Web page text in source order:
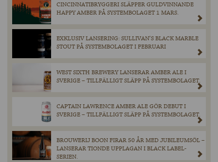
CINCINNATIBRYGGERI SLÄPPER GULDVINNANDE
HAPPY AMBER PÅ SYSTEMBOLAGET 1 MARS.
EXKLUSIV LANSERING: SULLIVAN’S BLACK MARBLE
STOUT PÅ SYSTEMBOLAGET I FEBRUARI
WEST SIXTH BREWERY LANSERAR AMBER ALE I
SVERIGE – TILLFÄLLIGT SLÄPP PÅ SYSTEMBOLAGET.
CAPTAIN LAWRENCE AMBER ALE GÖR DEBUT I
SVERIGE – TILLFÄLLIGT SLÄPP PÅ SYSTEMBOLAGET.
BROUWERIJ BOON FIRAR 50 ÅR MED JUBILEUMSÖL –
LANSERAR TIONDE UPPLAGAN I BLACK LABEL-
SERIEN.